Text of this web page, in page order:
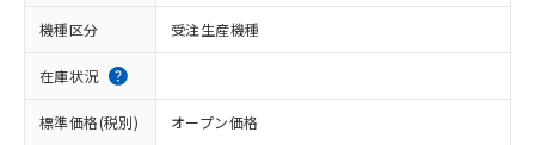
機種区分 受注生産機種
在庫状況
標準価格(税別) オープン価格